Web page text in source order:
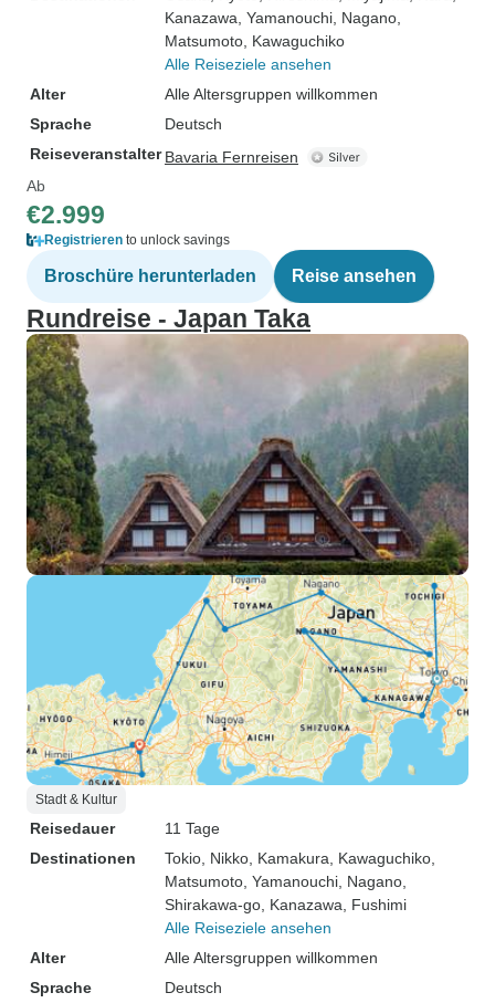
Kanazawa , Yamanouchi , Nagano
Matsumoto , Kawaguchiko
Alle Reiseziele ansehen
Alter
Alle Altersgruppen willkommen
Sprache
Deutsch
Reiseveranstalter Bavaria Fernreisen
Ab
€2.999
Registrieren to unlock savings
Broschüre herunterladen Reise ansehen
Rundreise - Japan Taka
Stadt & Kultur
Reisedauer
11 Tage
Destinationen
Tokio , Nikko , Kamakura , Kawaguchiko
Matsumoto , Yamanouchi , Nagano
Shirakawa-go , Kanazawa , Fushimi
Alle Reiseziele ansehen
Alter
Alle Altersgruppen willkommen
Sprache
Deutsch